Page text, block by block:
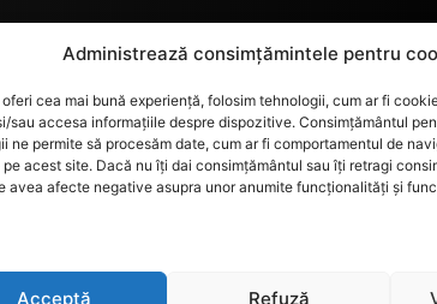
Administrează consimțămintele pentru
oferi cea mai bună experiență, folosim tehnologii, cum ar fi
sau accesa informațiile despre dispozitive. Consimțământul
ne permite să procesăm date, cum ar fi comportamentul de
pe acest site. Dacă nu îți dai consimțământul sau îți retragi
avea afecte negative asupra unor anumite funcționalități și
Acceptă Refuză